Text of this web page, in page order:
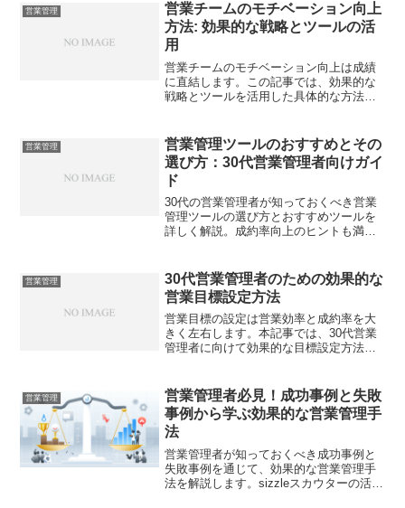
営業管理
営業チームのモチベーション向上
方法: 効果的な戦略とツールの活
用
営業チームのモチベーション向上は成績
に直結します。この記事では、効果的な
戦略とツールを活用した具体的な方法を
営業管理
営業管理ツールのおすすめとその
選び方：30代営業管理者向けガイ
ド
30代の営業管理者が知っておくべき営業
管理ツールの選び方とおすすめツールを
詳しく解説。成約率向上のヒントも満載
営業管理
30代営業管理者のための効果的な
営業目標設定方法
営業目標の設定は営業効率と成約率を大
きく左右します。本記事では、30代営業
管理者に向けて効果的な目標設定方法を
営業管理
営業管理者必見！成功事例と失敗
事例から学ぶ効果的な営業管理手
法
営業管理者が知っておくべき成功事例と
失敗事例を通じて、効果的な営業管理手
法を解説します。sizzleスカウターの活用